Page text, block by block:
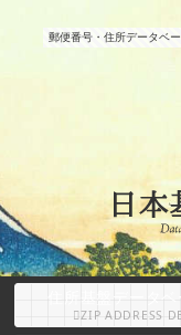
郵便番号・住所データベ
住所基盤データベ
ZIP ADDRESS